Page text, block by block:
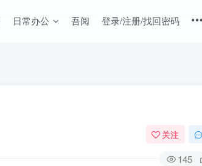
日常办公 吾阅 登录/注册/找回密码
关注
145